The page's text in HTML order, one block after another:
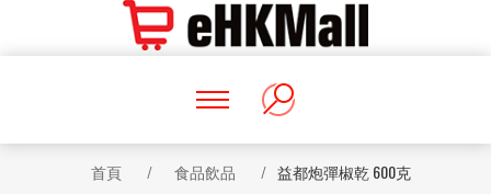
首頁 / 食品飲品 / 益都炮彈椒乾 600克